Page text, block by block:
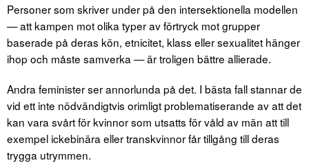
Personer som skriver under på den intersektionella modellen
— att kampen mot olika typer av förtryck mot grupper
baserade på deras kön, etnicitet, klass eller sexualitet hänger
ihop och måste samverka — är troligen bättre allierade.
Andra feminister ser annorlunda på det. I bästa fall stannar de
vid ett inte nödvändigtvis orimligt problematiserande av att det
kan vara svårt för kvinnor som utsatts för våld av män att till
exempel ickebinära eller transkvinnor får tillgång till deras
trygga utrymmen.